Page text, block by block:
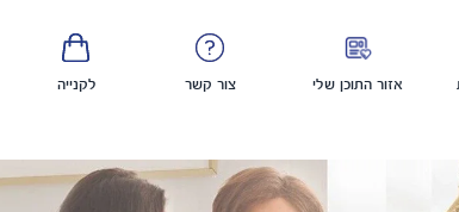
אזור התוכן שלי צור קשר לקנייה